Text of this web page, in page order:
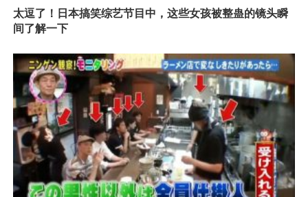
太逗了！日本搞笑综艺节目中，这些女孩被整蛊的镜头瞬
间了解一下